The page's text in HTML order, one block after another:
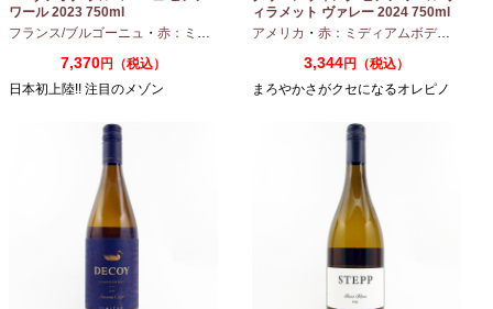
ワール 2023 750ml
フランス/ブルゴーニュ ・ 赤：ミディアムボディ ・ ピノノワール
7,370円（税込）
日本初上陸!! 注目のメゾン
ィラメット ヴァレー 2024 750ml
アメリカ ・ 赤：ミディアムボディ
3,344円（税込）
まろやかさがクセになるオレピノ